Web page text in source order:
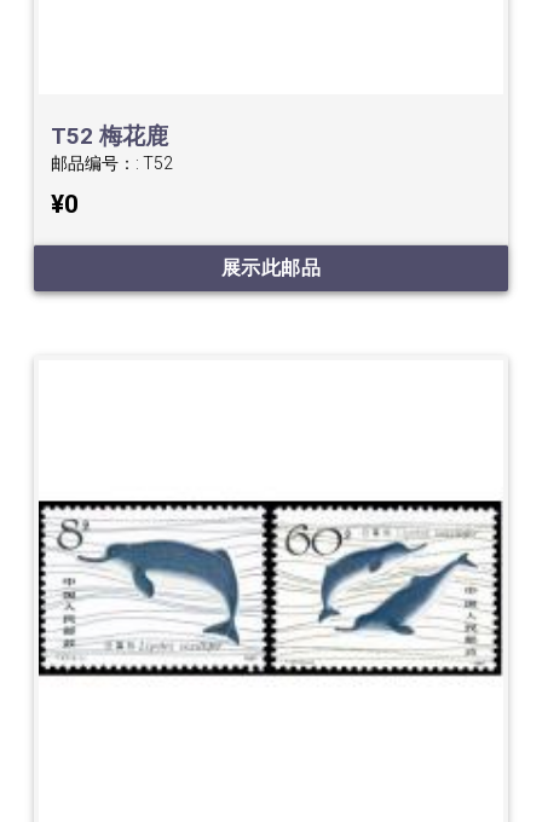
T52 梅花鹿
邮品编号：:T52
¥0
展示此邮品